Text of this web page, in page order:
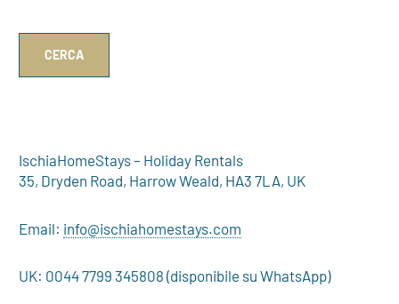
IschiaHomeStays – Holiday Rentals
35, Dryden Road, Harrow Weald, HA3 7LA, UK
Email: info@ischiahomestays.com
UK: 0044 7799 345808 (disponibile su WhatsApp)